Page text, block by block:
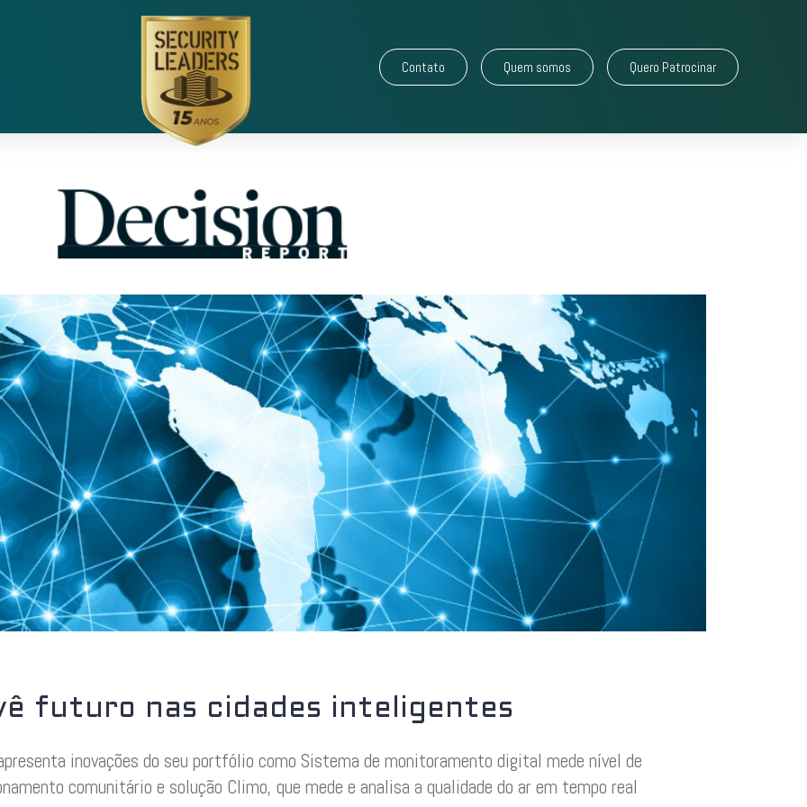
Contato Quem somos Quero Patrocinar
futuro nas cidades inteligentes
inovações do seu portfólio como Sistema de monitoramento digital mede nível de
comunitário e solução Climo, que mede e analisa a qualidade do ar em tempo real